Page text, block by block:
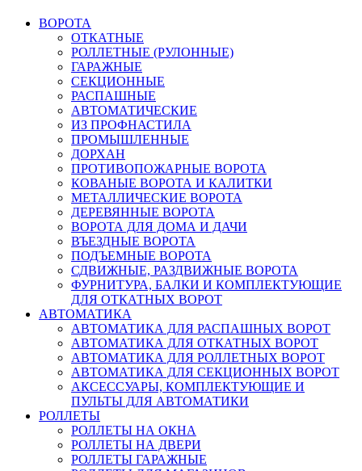
ВОРОТА
ОТКАТНЫЕ
РОЛЛЕТНЫЕ (РУЛОННЫЕ)
ГАРАЖНЫЕ
СЕКЦИОННЫЕ
РАСПАШНЫЕ
АВТОМАТИЧЕСКИЕ
ИЗ ПРОФНАСТИЛА
ПРОМЫШЛЕННЫЕ
ДОРХАН
ПРОТИВОПОЖАРНЫЕ ВОРОТА
КОВАНЫЕ ВОРОТА И КАЛИТКИ
МЕТАЛЛИЧЕСКИЕ ВОРОТА
ДЕРЕВЯННЫЕ ВОРОТА
ВОРОТА ДЛЯ ДОМА И ДАЧИ
ВЪЕЗДНЫЕ ВОРОТА
ПОДЪЕМНЫЕ ВОРОТА
СДВИЖНЫЕ, РАЗДВИЖНЫЕ ВОРОТА
ФУРНИТУРА, БАЛКИ И КОМПЛЕКТУЮЩИЕ
ДЛЯ ОТКАТНЫХ ВОРОТ
АВТОМАТИКА
АВТОМАТИКА ДЛЯ РАСПАШНЫХ ВОРОТ
АВТОМАТИКА ДЛЯ ОТКАТНЫХ ВОРОТ
АВТОМАТИКА ДЛЯ РОЛЛЕТНЫХ ВОРОТ
АВТОМАТИКА ДЛЯ СЕКЦИОННЫХ ВОРОТ
АКСЕССУАРЫ, КОМПЛЕКТУЮЩИЕ И
ПУЛЬТЫ ДЛЯ АВТОМАТИКИ
РОЛЛЕТЫ
РОЛЛЕТЫ НА ОКНА
РОЛЛЕТЫ НА ДВЕРИ
РОЛЛЕТЫ ГАРАЖНЫЕ